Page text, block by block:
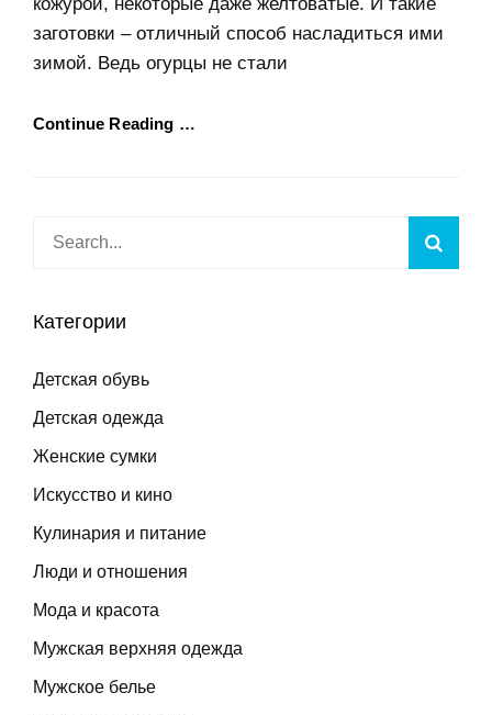
заготовки – отличный способ насладиться ими
зимой. Ведь огурцы не стали
Continue Reading …
Категории
Детская обувь
Детская одежда
Женские сумки
Искусство и кино
Кулинария и питание
Люди и отношения
Мода и красота
Мужская верхняя одежда
Мужское белье